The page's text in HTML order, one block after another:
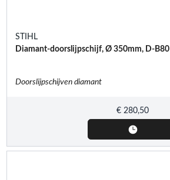
STIHL
Diamant-doorslijpschijf, Ø 350mm, D-B80
Doorslijpschijven diamant
€ 280,50